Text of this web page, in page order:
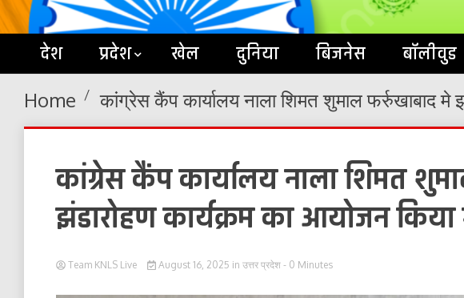
देश प्रदेश खेल दुनिया बिजनेस बॉलीवुड
Home कांग्रेस कैंप कार्यालय नाला शिमत शुमाल फर्रुखाबाद मे
कांग्रेस कैंप कार्यालय नाला शिमत
झंडारोहण कार्यक्रम का आयोजन किया
Team KNLS Live August 16, 2025 in उत्तर प्रदेश - 0 Minutes